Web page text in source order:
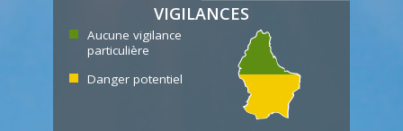
VIGILANCES
Aucune vigilance
particulière
Danger potentiel